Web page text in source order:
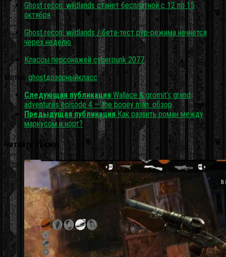
Ghost recon: wildlands станет бесплатной с 12 по 15
октября
Ghost recon: wildlands / бета-тест pvp-режима начнется
через неделю
Классы персонажей cyberpunk 2077
Метки: ghostдозорныйкласс
Следующая публикация Wallace & gromit’s grand
adventures episode 4 — the bogey man: обзор
Предыдущая публикация Как развить роман между
маркусом и норт?
Читайте также: